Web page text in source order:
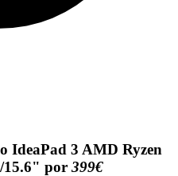
IdeaPad 3 AMD Ryzen
15.6" por 399€